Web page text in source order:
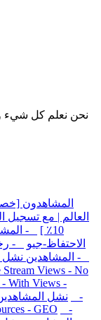
نحن نعلم كل شيء
10٪ ]
-
الاحتفاظ-جيو
-
- المشاهدين نشل
Views - No
With Views -
- نشل
-
- GEO
-